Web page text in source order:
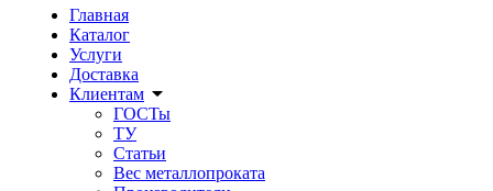
Главная
Каталог
Услуги
Доставка
Клиентам
ГОСТы
ТУ
Статьи
Вес металлопроката